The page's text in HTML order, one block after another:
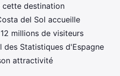
destination
del Sol accueille
millions de visiteurs
des Statistiques d'Espagne
attractivité